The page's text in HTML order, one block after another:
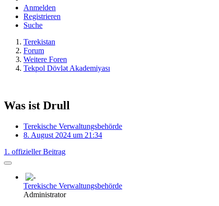
Anmelden
Registrieren
Suche
Terekistan
Forum
Weitere Foren
Tekpol Dövlət Akademiyası
Was ist Drull
Terekische Verwaltungsbehörde
8. August 2024 um 21:34
1. offizieller Beitrag
Terekische Verwaltungsbehörde
Administrator